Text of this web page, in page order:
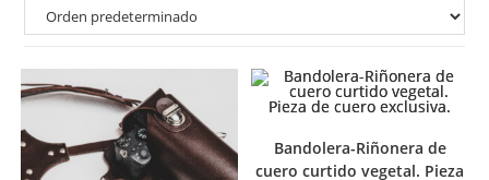
Bandolera-Riñonera de
cuero curtido vegetal. Pieza